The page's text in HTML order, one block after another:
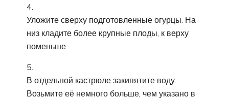
Уложите сверху подготовленные огурцы. На
низ кладите более крупные плоды, к верху
поменьше.
В отдельной кастрюле закипятите воду.
Возьмите её немного больше, чем указано в